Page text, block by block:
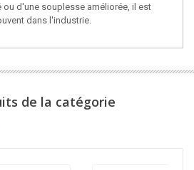
d'une souplesse améliorée, il est
dans l'industrie.
de la catégorie